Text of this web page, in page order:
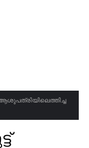
ആശുപത്രിയിലെത്തിച്ച